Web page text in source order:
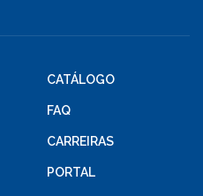
CATÁLOGO
FAQ
CARREIRAS
PORTAL